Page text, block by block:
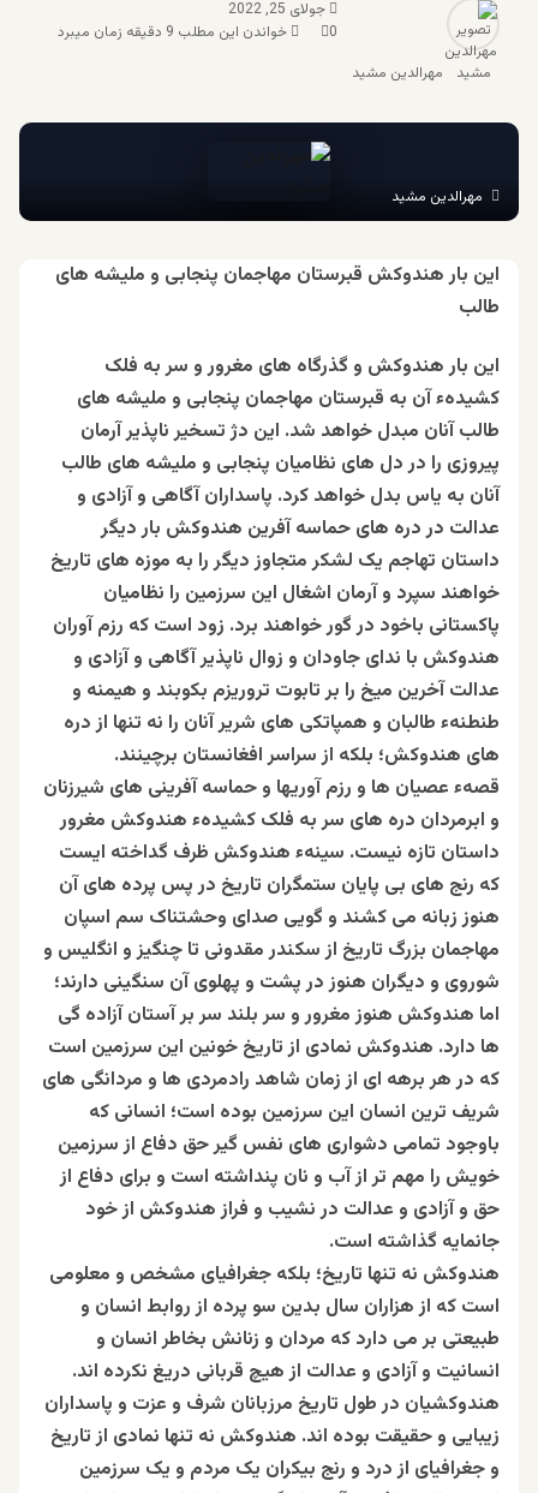
مهرالدین مشید
جولای 25, 2022
0
خواندن این مطلب 9 دقیقه زمان میبرد
مهرالدین مشید
این بار هندوکش قبرستان مهاجمان پنجابی و ملیشه های
طالب
این بار هندوکش و گذرگاه های مغرور و سر به فلک
کشیدهء آن به قبرستان مهاجمان پنجابی و ملیشه های
طالب آنان مبدل خواهد شد. این دژ تسخیر ناپذیر آرمان
پیروزی را در دل های نظامیان پنجابی و ملیشه های طالب
آنان به یاس بدل خواهد کرد. پاسداران آگاهی و آزادی و
عدالت در دره های حماسه آفرین هندوکش بار دیگر
داستان تهاجم یک لشکر متجاوز دیگر را به موزه های تاریخ
خواهند سپرد و آرمان اشغال این سرزمین را نظامیان
پاکستانی باخود در گور خواهند برد. زود است که رزم آوران
هندوکش با ندای جاودان و زوال ناپذیر آگاهی و آزادی و
عدالت آخرین میخ را بر تابوت تروریزم بکوبند و هیمنه و
طنطنهء طالبان و همپاتکی های شریر آنان را نه تنها از دره
های هندوکش؛ بلکه از سراسر افغانستان برچینند.
قصهء عصیان ها و رزم آوریها و حماسه آفرینی های شیرزنان
و ابرمردان دره های سر به فلک کشیدهء هندوکش مغرور
داستان تازه نیست. سینهء هندوکش ظرف گداخته ایست
که رنج های بی پایان ستمگران تاریخ در پس پرده های آن
هنوز زبانه می کشند و گویی صدای وحشتناک سم اسپان
مهاجمان بزرگ تاریخ از سکندر مقدونی تا چنگیز و انگلیس و
شوروی و دیگران هنوز در پشت و پهلوی آن سنگینی دارند؛
اما هندوکش هنوز مغرور و سر بلند سر بر آستان آزاده گی
ها دارد. هندوکش نمادی از تاریخ خونین این سرزمین است
که در هر برهه ای از زمان شاهد رادمردی ها و مردانگی های
شریف ترین انسان این سرزمین بوده است؛ انسانی که
باوجود تمامی دشواری های نفس گیر حق دفاع از سرزمین
خویش را مهم تر از آب و نان پنداشته است و برای دفاع از
حق و آزادی و عدالت در نشیب و فراز هندوکش از خود
جانمایه گذاشته است.
هندوکش نه تنها تاریخ؛ بلکه جغرافیای مشخص و معلومی
است که از هزاران سال بدین سو پرده از روابط انسان و
طبیعتی بر می دارد که مردان و زنانش بخاطر انسان و
انسانیت و آزادی و عدالت از هیچ قربانی دریغ نکرده اند‌.
هندوکشیان در طول تاریخ مرزبانان شرف و عزت و پاسداران
زیبایی و حقیقت بوده اند. هندوکش نه تنها نمادی از تاریخ
و جغرافیای از درد و رنج بیکران یک مردم و یک سرزمین